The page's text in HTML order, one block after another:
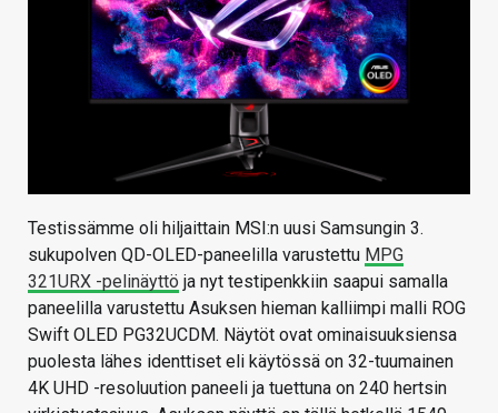
VAIHDA TEEMA
Testissämme oli hiljaittain MSI:n uusi Samsungin 3.
sukupolven QD-OLED-paneelilla varustettu MPG
321URX -pelinäyttö ja nyt testipenkkiin saapui samalla
paneelilla varustettu Asuksen hieman kalliimpi malli ROG
Swift OLED PG32UCDM. Näytöt ovat ominaisuuksiensa
puolesta lähes identtiset eli käytössä on 32-tuumainen
4K UHD -resoluution paneeli ja tuettuna on 240 hertsin